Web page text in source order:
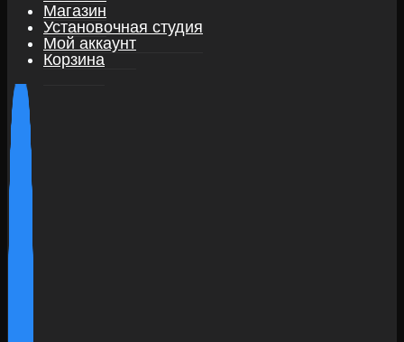
Магазин
Установочная студия
Мой аккаунт
Корзина